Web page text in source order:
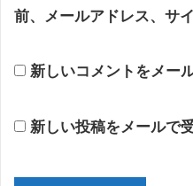
前、メールアドレス、サ
新しいコメントをメー
新しい投稿をメールで